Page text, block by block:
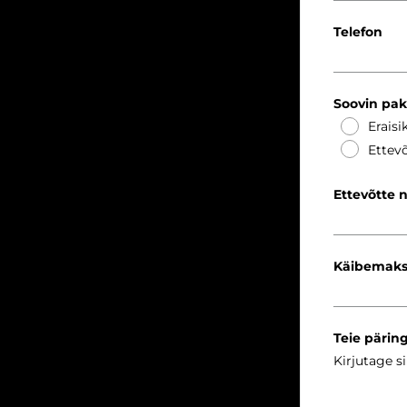
Telefon
Soovin
Ettevõtte
Teie